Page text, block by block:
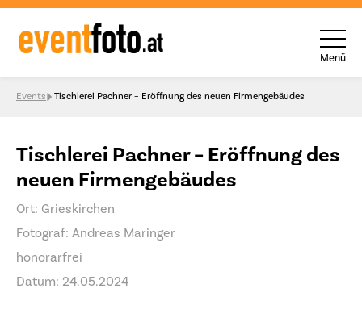
Skip to content
Menü
Events Tischlerei Pachner – Eröffnung des neuen Firmengebäudes
Tischlerei Pachner – Eröffnung des
neuen Firmengebäudes
Ort: Grieskirchen
Fotograf: Andreas Maringer
honorarfrei
Datum: 24.05.2024